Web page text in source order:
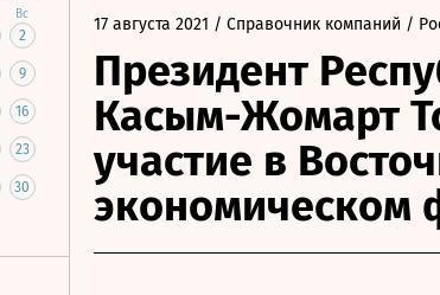
Вс
2
9
16
23
30
17 августа 2021 / Справочник компаний /
Президент
Касым-Жомарт
участие в
экономическом